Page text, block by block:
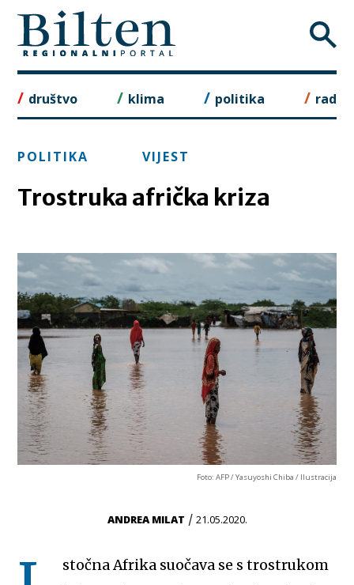
to
content
društvo klima politika rad
POLITIKA VIJEST
Trostruka afrička kriza
Foto: AFP / Yasuyoshi Chiba / Ilustracija
ANDREA MILAT / 21.05.2020.
stočna Afrika suočava se s trostrukom